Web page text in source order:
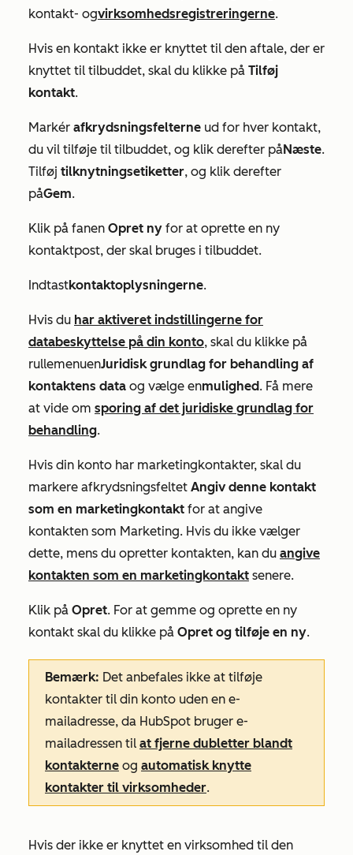
kontakt- ogvirksomhedsregistreringerne.
Hvis en kontakt ikke er knyttet til den aftale, der er
knyttet til tilbuddet, skal du klikke på Tilføj
kontakt.
Markér afkrydsningsfelterne ud for hver kontakt,
du vil tilføje til tilbuddet, og klik derefter påNæste.
Tilføj tilknytningsetiketter, og klik derefter
påGem.
Klik på fanen Opret ny for at oprette en ny
kontaktpost, der skal bruges i tilbuddet.
Indtastkontaktoplysningerne.
Hvis du har aktiveret indstillingerne for
databeskyttelse på din konto, skal du klikke på
rullemenuenJuridisk grundlag for behandling af
kontaktens data og vælge enmulighed. Få mere
at vide om sporing af det juridiske grundlag for
behandling.
Hvis din konto har marketingkontakter, skal du
markere afkrydsningsfeltet Angiv denne kontakt
som en marketingkontakt for at angive
kontakten som Marketing. Hvis du ikke vælger
dette, mens du opretter kontakten, kan du angive
kontakten som en marketingkontakt senere.
Klik på Opret. For at gemme og oprette en ny
kontakt skal du klikke på Opret og tilføje en ny.
Bemærk: Det anbefales ikke at tilføje
kontakter til din konto uden en e-
mailadresse, da HubSpot bruger e-
mailadressen til at fjerne dubletter blandt
kontakterne og automatisk knytte
kontakter til virksomheder.
Hvis der ikke er knyttet en virksomhed til den